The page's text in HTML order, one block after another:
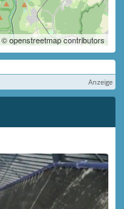
© openstreetmap contributors
Anzeige